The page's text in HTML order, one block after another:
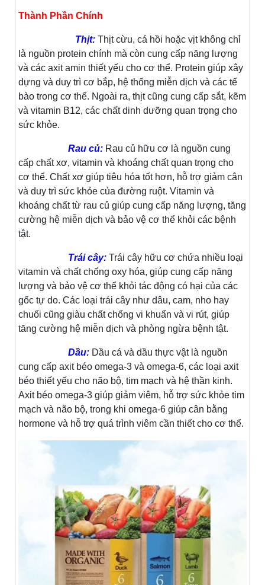
Thành Phần Chính
Thịt: Thịt cừu, cá hồi hoặc vịt không chỉ
là nguồn protein chính mà còn cung cấp năng lượng
và các axit amin thiết yếu cho cơ thể. Protein giúp xây
dựng và duy trì cơ bắp, hệ thống miễn dịch và các tế
bào trong cơ thể. Ngoài ra, thịt cũng cung cấp sắt, kẽm
và vitamin B12, các chất dinh dưỡng quan trọng cho
sức khỏe.
Rau củ: Rau củ hữu cơ là nguồn cung
cấp chất xơ, vitamin và khoáng chất quan trọng cho
cơ thể. Chất xơ giúp tiêu hóa tốt hơn, hỗ trợ giảm cân
và duy trì sức khỏe của đường ruột. Vitamin và
khoáng chất từ rau củ giúp cung cấp năng lượng, tăng
cường hệ miễn dịch và bảo vệ cơ thể khỏi các bệnh
tật.
Trái cây: Trái cây hữu cơ chứa nhiều loại
vitamin và chất chống oxy hóa, giúp cung cấp năng
lượng và bảo vệ cơ thể khỏi tác động có hại của các
gốc tự do. Các loại trái cây như dâu, cam, nho hay
chuối cũng giàu chất chống vi khuẩn và vi rút, giúp
tăng cường hệ miễn dịch và phòng ngừa bệnh tật.
Dầu: Dầu cá và dầu thực vật là nguồn
cung cấp axit béo omega-3 và omega-6, các loại axit
béo thiết yếu cho não bộ, tim mạch và hệ thần kinh.
Axit béo omega-3 giúp giảm viêm, hỗ trợ sức khỏe tim
mạch và não bộ, trong khi omega-6 giúp cân bằng
hormone và hỗ trợ quá trình viêm cần thiết cho cơ thể.